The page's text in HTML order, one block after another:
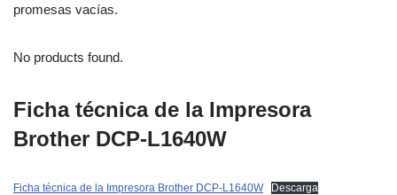
promesas vacías.
No products found.
Ficha técnica de la Impresora
Brother DCP-L1640W
Ficha técnica de la Impresora Brother DCP-L1640W Descarga